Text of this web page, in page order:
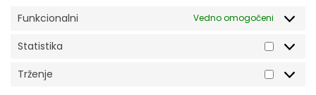
Funkcionalni Vedno omogočeni
Statistika
Trženje